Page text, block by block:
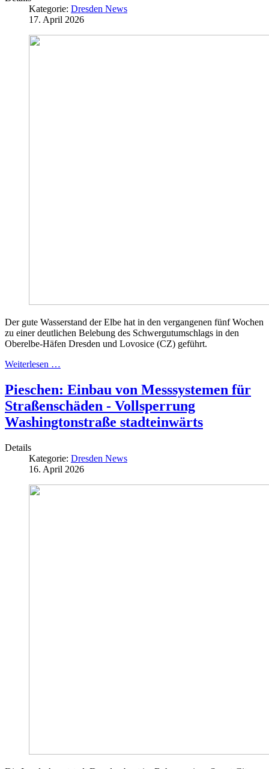
Kategorie: Dresden News
17. April 2026
Der gute Wasserstand der Elbe hat in den vergangenen fünf Wochen
zu einer deutlichen Belebung des Schwergutumschlags in den
Oberelbe-Häfen Dresden und Lovosice (CZ) geführt.
Weiterlesen …
Pieschen: Einbau von Messsystemen für
Straßenschäden - Vollsperrung
Washingtonstraße stadteinwärts
Details
Kategorie: Dresden News
16. April 2026